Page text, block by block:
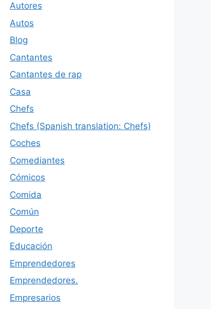
Autores
Autos
Blog
Cantantes
Cantantes de rap
Casa
Chefs
Chefs (Spanish translation: Chefs)
Coches
Comediantes
Cómicos
Comida
Común
Deporte
Educación
Emprendedores
Emprendedores.
Empresarios